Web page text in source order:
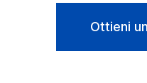
Ottieni